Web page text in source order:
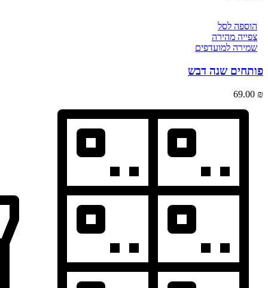
הוספה לסל
צפייה מהירה
שמירה למועדפים
פותחים שנה דבש
69.00 ₪